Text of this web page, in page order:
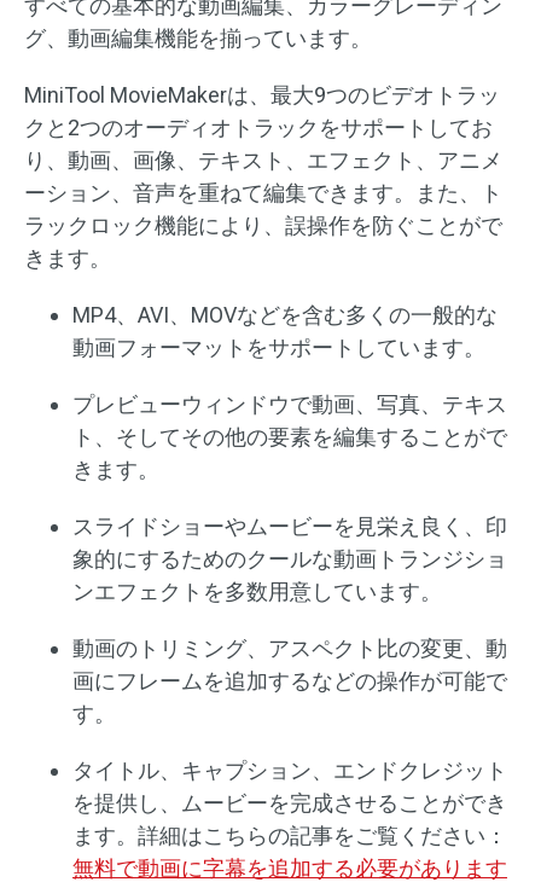
すべての基本的な動画編集、カラーグレーディン
グ、動画編集機能を揃っています。
MiniTool MovieMakerは、最大9つのビデオトラッ
クと2つのオーディオトラックをサポートしてお
り、動画、画像、テキスト、エフェクト、アニメ
ーション、音声を重ねて編集できます。また、ト
ラックロック機能により、誤操作を防ぐことがで
きます。
MP4、AVI、MOVなどを含む多くの一般的な
動画フォーマットをサポートしています。
プレビューウィンドウで動画、写真、テキス
ト、そしてその他の要素を編集することがで
きます。
スライドショーやムービーを見栄え良く、印
象的にするためのクールな動画トランジショ
ンエフェクトを多数用意しています。
動画のトリミング、アスペクト比の変更、動
画にフレームを追加するなどの操作が可能で
す。
タイトル、キャプション、エンドクレジット
を提供し、ムービーを完成させることができ
ます。詳細はこちらの記事をご覧ください：
無料で動画に字幕を追加する必要があります